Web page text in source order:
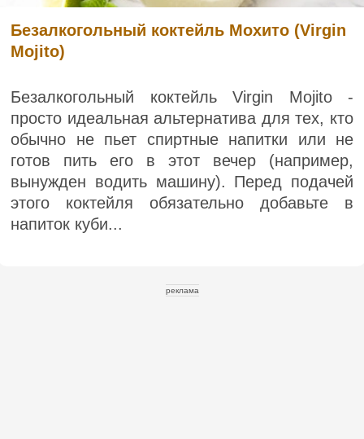
Безалкогольный коктейль Мохито (Virgin
Mojito)
Безалкогольный коктейль Virgin Mojito -
просто идеальная альтернатива для тех, кто
обычно не пьет спиртные напитки или не
готов пить его в этот вечер (например,
вынужден водить машину). Перед подачей
этого коктейля обязательно добавьте в
напиток куби...
реклама